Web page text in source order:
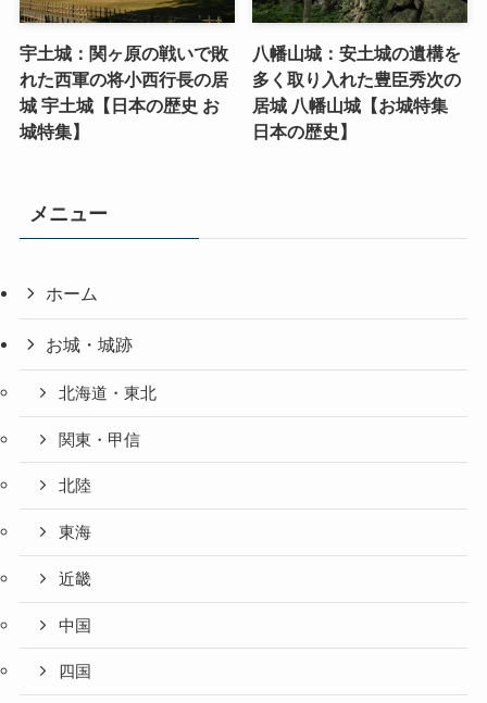
宇土城：関ヶ原の戦いで敗
れた西軍の将小西行長の居
城 宇土城【日本の歴史 お
城特集】
八幡山城：安土城の遺構を
多く取り入れた豊臣秀次の
居城 八幡山城【お城特集
日本の歴史】
メニュー
ホーム
お城・城跡
北海道・東北
関東・甲信
北陸
東海
近畿
中国
四国